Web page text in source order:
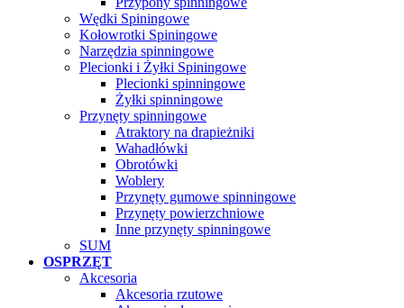
Wędki Spiningowe
Kołowrotki Spiningowe
Narzędzia spinningowe
Plecionki i Żyłki Spiningowe
Plecionki spinningowe
Żyłki spinningowe
Przynęty spinningowe
Atraktory na drapieżniki
Wahadłówki
Obrotówki
Woblery
Przynęty gumowe spinningowe
Przynęty powierzchniowe
Inne przynęty spinningowe
SUM
OSPRZĘT
Akcesoria
Akcesoria rzutowe